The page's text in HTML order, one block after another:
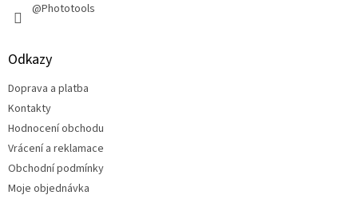
@Phototools
Odkazy
Doprava a platba
Kontakty
Hodnocení obchodu
Vrácení a reklamace
Obchodní podmínky
Moje objednávka